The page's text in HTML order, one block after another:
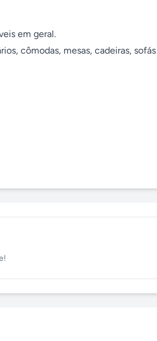
cômodas, mesas, cadeiras,